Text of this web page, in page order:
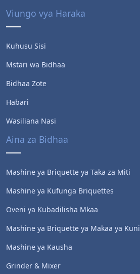
Viungo vya Haraka
Kuhusu Sisi
Mstari wa Bidhaa
Bidhaa Zote
Habari
Wasiliana Nasi
Aina za Bidhaa
Mashine ya Briquette ya Taka za Miti
Mashine ya Kufunga Briquettes
Oveni ya Kubadilisha Mkaa
Mashine ya Briquette ya Makaa ya Kuni
Mashine ya Kausha
Grinder & Mixer